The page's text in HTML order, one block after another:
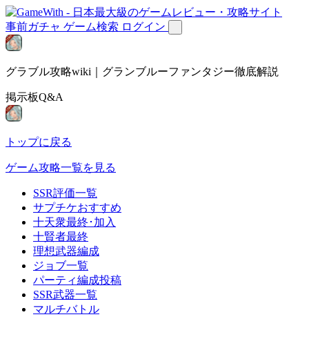
事前ガチャ ゲーム検索 ログイン
グラブル攻略wiki｜グランブルーファンタジー徹底解説
掲示板Q&A
トップに戻る
ゲーム攻略一覧を見る
SSR評価一覧
サプチケおすすめ
十天衆最終･加入
十賢者最終
理想武器編成
ジョブ一覧
パーティ編成投稿
SSR武器一覧
マルチバトル